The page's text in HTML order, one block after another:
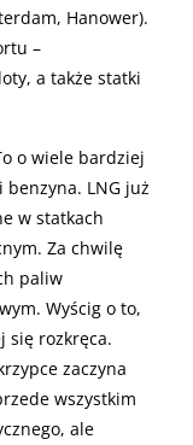
Hanower).
–
a także statki
o wiele bardziej
LNG już
w statkach
Za chwilę
paliw
Wyścig o to,
się rozkręca.
zaczyna
wszystkim
ale